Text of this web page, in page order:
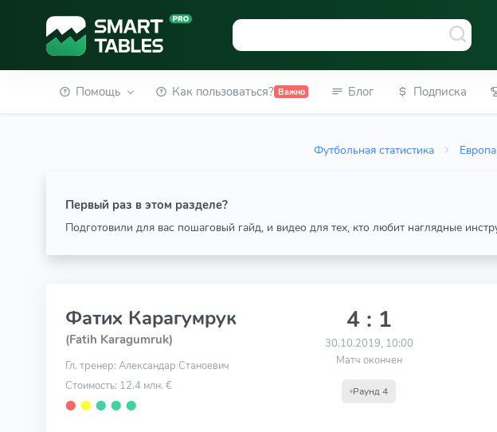
Помощь Как пользоваться? Важно Блог Подписка
Футбольная статистика Европа
Первый раз в этом разделе?
Подготовили для вас пошаговый гайд, и видео для тех, кто любит наглядные
Фатих Карагумрук
(Fatih Karagumruk)
Гл. тренер: Александар Станоевич
Стоимость: 12.4 млн. €
⬤ ⬤ ⬤ ⬤ ⬤
4 : 1
30.10.2019, 10:00
Матч окончен
Раунд 4